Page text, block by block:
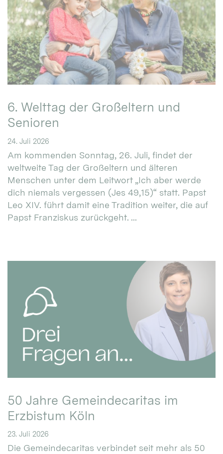
6. Welttag der Großeltern und
Senioren
24. Juli 2026
Am kommenden Sonntag, 26. Juli, findet der
weltweite Tag der Großeltern und älteren
Menschen unter dem Leitwort „Ich aber werde
dich niemals vergessen (Jes 49,15)“ statt. Papst
Leo XIV. führt damit eine Tradition weiter, die auf
Papst Franziskus zurückgeht. ...
50 Jahre Gemeindecaritas im
Erzbistum Köln
23. Juli 2026
Die Gemeindecaritas verbindet seit mehr als 50